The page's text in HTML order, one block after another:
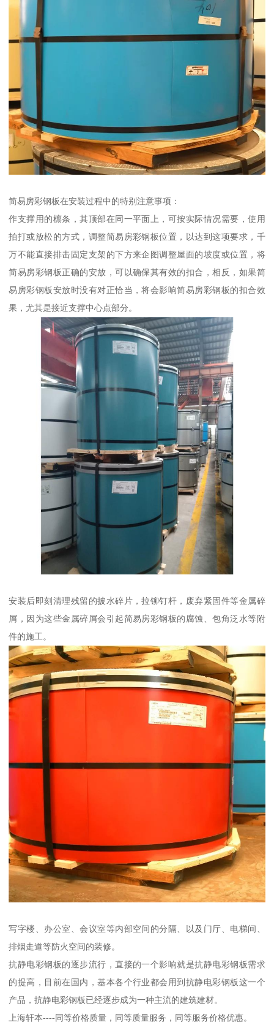
简易房彩钢板在安装过程中的特别注意事项：
作支撑用的檩条，其顶部在同一平面上，可按实际情况需要，使用
拍打或放松的方式，调整简易房彩钢板位置，以达到这项要求，千
万不能直接排击固定支架的下方来企图调整屋面的坡度或位置，将
简易房彩钢板正确的安放，可以确保其有效的扣合，相反，如果简
易房彩钢板安放时没有对正恰当，将会影响简易房彩钢板的扣合效
果，尤其是接近支撑中心点部分。
安装后即刻清理残留的披水碎片，拉铆钉杆，废弃紧固件等金属碎
屑，因为这些金属碎屑会引起简易房彩钢板的腐蚀、包角泛水等附
件的施工。
写字楼、办公室、会议室等内部空间的分隔、以及门厅、电梯间、
排烟走道等防火空间的装修。
抗静电彩钢板的逐步流行，直接的一个影响就是抗静电彩钢板需求
的提高，目前在国内，基本各个行业都会用到抗静电彩钢板这一个
产品，抗静电彩钢板已经逐步成为一种主流的建筑建材。
上海轩本----同等价格质量，同等质量服务，同等服务价格优惠。